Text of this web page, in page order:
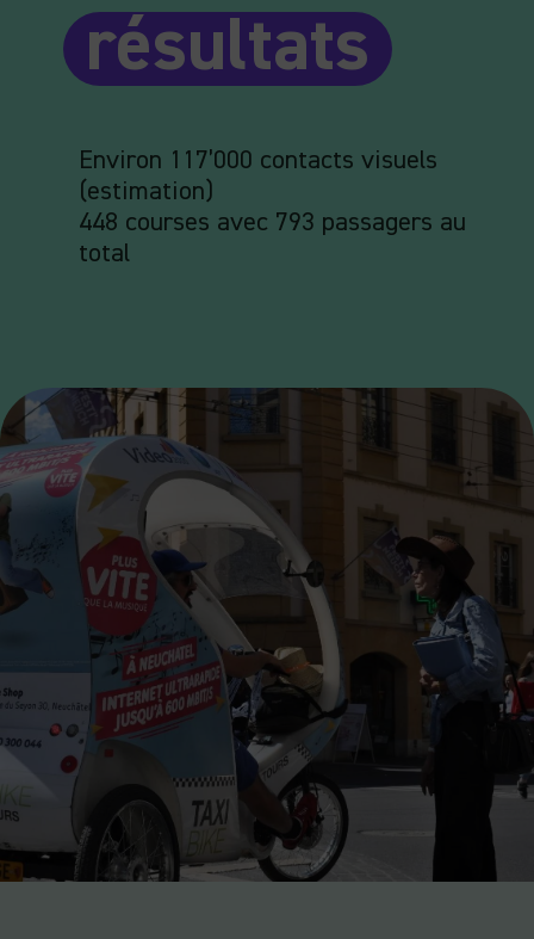
résultats
Environ 117’000 contacts visuels
(estimation)
448 courses avec 793 passagers au
total